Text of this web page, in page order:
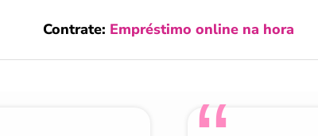
Contrate: Empréstimo online na hora